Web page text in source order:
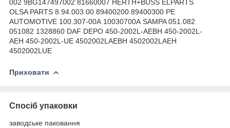
002 9BG147497002 81660007 HERTH+BUSS ELPARTS
OLSA PARTS 8.94.003.00 89400200 89400300 PE
AUTOMOTIVE 100.307-00A 10030700A SAMPA 051.082
051082 1328860 DAF DEPO 450-2002L-AEBH 450-2002L-
AEH 450-2002L-UE 4502002LAEBH 4502002LAEH
4502002LUE
Приховати
Спосіб упаковки
заводське паковання